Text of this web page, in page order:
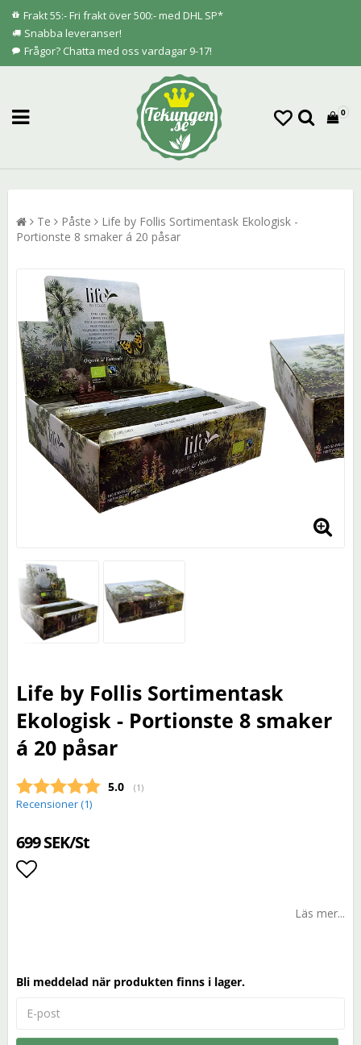
Frakt 55:- Fri frakt över 500:- med DHL SP*
Snabba leveranser!
Frågor? Chatta med oss vardagar 9-17!
0
Te Påste
Life by Follis Sortimentask Ekologisk -
Portionste 8 smaker á 20 påsar
Life by Follis Sortimentask
Ekologisk - Portionste 8 smaker
á 20 påsar
Snittbetyg:
5.0 (röster:
1 )
Recensioner (1)
699 SEK/St
Läs mer...
Bli meddelad när produkten finns i lager.